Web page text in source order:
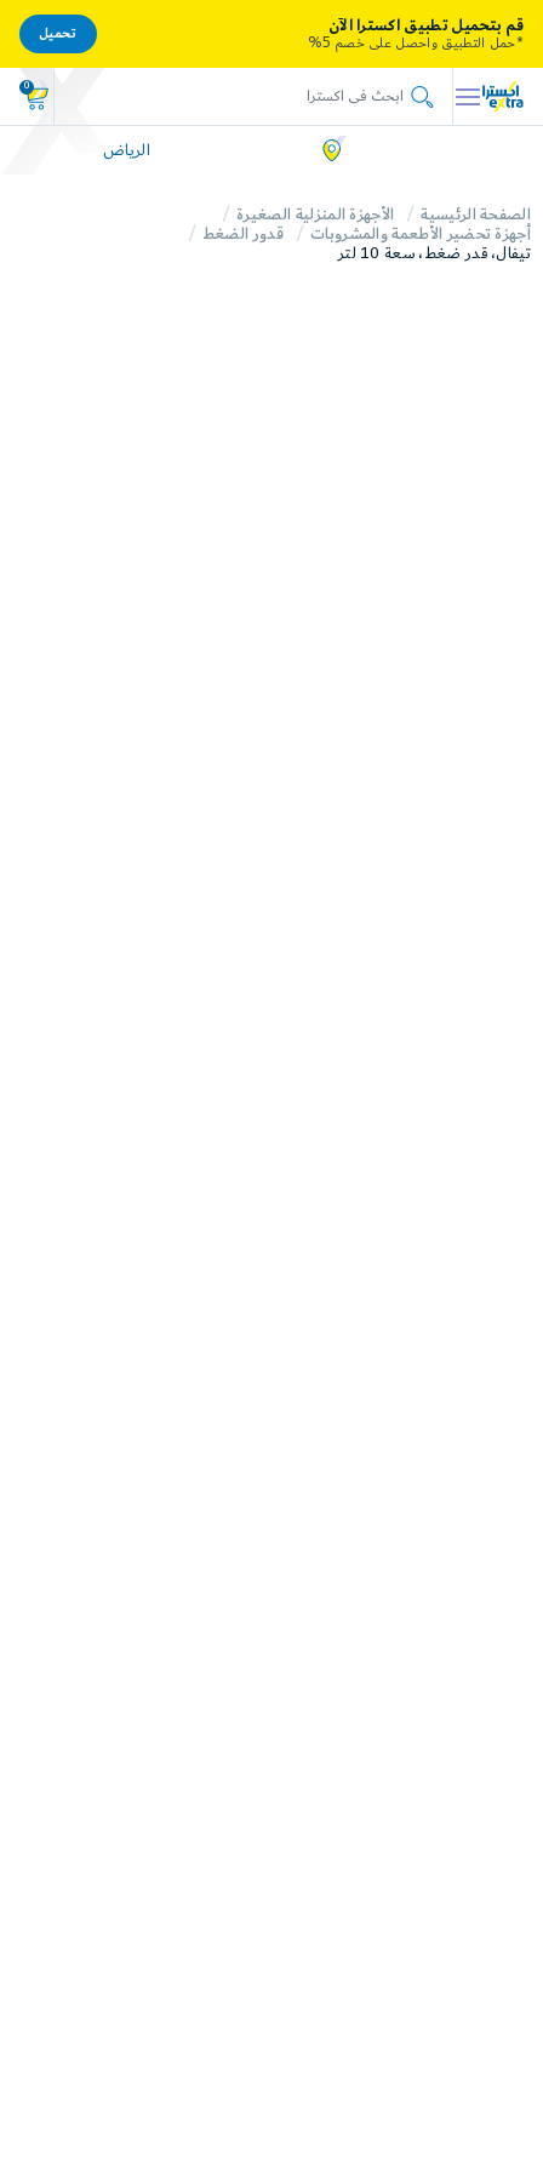
0
الرياض
الصفحة الرئيسية
الأجهزة المنزلية الصغيرة
أجهزة تحضير الأطعمة والمشروبات
قدور الضغط
تيفال، قدر ضغط، سعة 10 لتر
قم بتحميل تطبيق اكسترا الآن
*حمل التطبيق واحصل على خصم 5%
تحميل